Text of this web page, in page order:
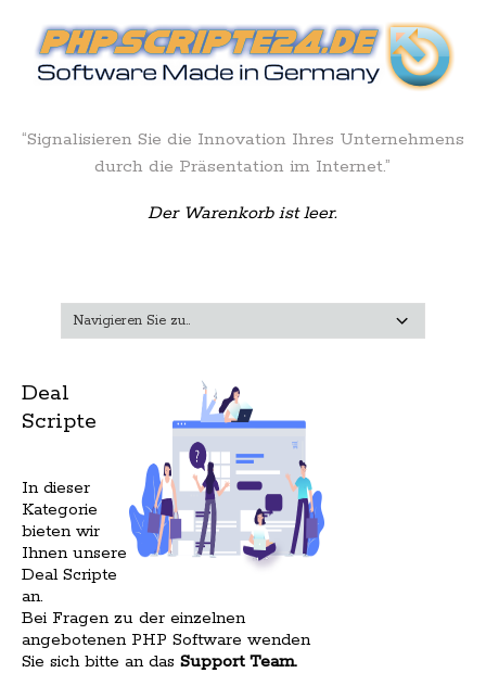
“Signalisieren Sie die Innovation Ihres Unternehmens
durch die Präsentation im Internet.”
Der Warenkorb ist leer.
Deal
Scripte
In dieser
Kategorie
bieten wir
Ihnen unsere
Deal Scripte
an.
Bei Fragen zu der einzelnen
angebotenen PHP Software wenden
Sie sich bitte an das Support Team.